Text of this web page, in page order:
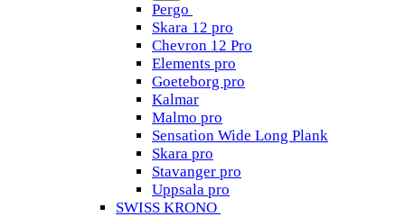
Pergo
Skara 12 pro
Chevron 12 Pro
Elements pro
Goeteborg pro
Kalmar
Malmo pro
Sensation Wide Long Plank
Skara pro
Stavanger pro
Uppsala pro
SWISS KRONO